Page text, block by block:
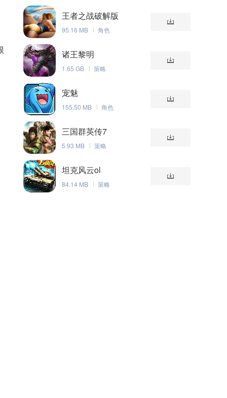
王者之战破解版
95.16 MB 角色
诸王黎明
1.65 GB 策略
宠魅
155.50 MB 角色
三国群英传7
5.93 MB 策略
坦克风云ol
84.14 MB 策略